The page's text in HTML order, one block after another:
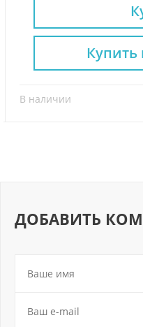
В наличии
Купить
ДОБАВИТЬ